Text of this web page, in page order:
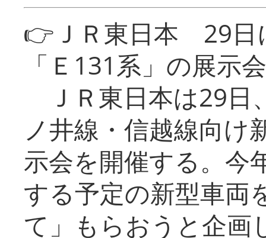
👉ＪＲ東日本 29日
「Ｅ131系」の展示会
ＪＲ東日本は29日
ノ井線・信越線向け
示会を開催する。今
する予定の新型車両
て」もらおうと企画